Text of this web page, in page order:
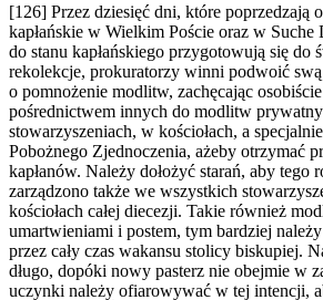
[126] Przez dziesięć dni, które poprzedzają
kapłańskie w Wielkim Poście oraz w
do stanu kapłańskiego przygotowują się do
rekolekcje, prokuratorzy winni podwoić
o pomnożenie modlitw, zachęcając
pośrednictwem innych do modlitw
stowarzyszeniach, w kościołach, a
Pobożnego Zjednoczenia, ażeby otrzymać
kapłanów. Należy dołożyć starań, aby tego
zarządzono także we wszystkich
kościołach całej diecezji. Takie również
umartwieniami i postem, tym bardziej
przez cały czas wakansu stolicy biskupiej.
długo, dopóki nowy pasterz nie obejmie w
uczynki należy ofiarowywać w tej intencji,